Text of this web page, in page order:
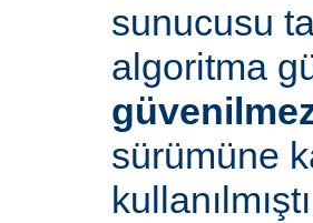
sunucusu
algoritma
sürümüne